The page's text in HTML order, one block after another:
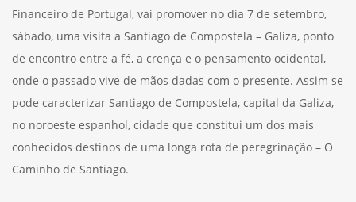
Financeiro de Portugal, vai promover no dia 7 de setembro,
sábado, uma visita a Santiago de Compostela – Galiza, ponto
de encontro entre a fé, a crença e o pensamento ocidental,
onde o passado vive de mãos dadas com o presente. Assim se
pode caracterizar Santiago de Compostela, capital da Galiza,
no noroeste espanhol, cidade que constitui um dos mais
conhecidos destinos de uma longa rota de peregrinação – O
Caminho de Santiago.